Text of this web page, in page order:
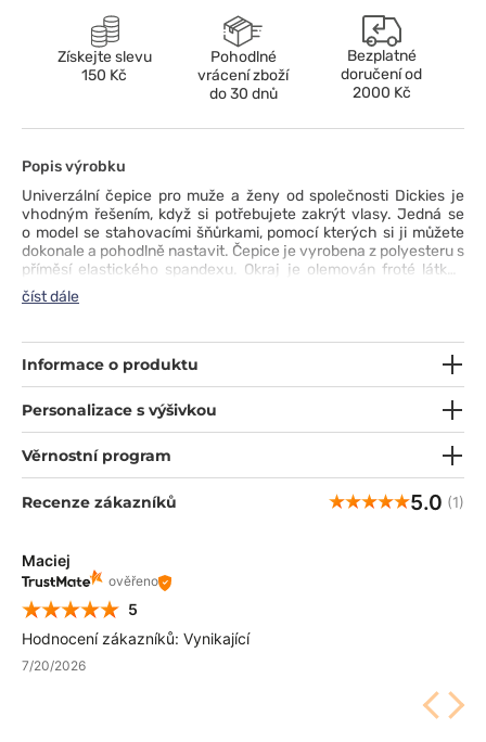
Získejte slevu
150 Kč
Pohodlné
vrácení zboží
do 30 dnů
Bezplatné
doručení od
2000 Kč
Popis výrobku
Univerzální čepice pro muže a ženy od společnosti Dickies je
vhodným řešením, když si potřebujete zakrýt vlasy. Jedná se
o model se stahovacími šňůrkami, pomocí kterých si ji můžete
dokonale a pohodlně nastavit. Čepice je vyrobena z polyesteru s
příměsí elastického spandexu. Okraj je olemován froté látkou
proti pocení pro ještě větší pohodlí. Díky široké škále
dostupných barev si snadno vyberete model, který bude ladit s
číst dále
Informace o produktu
Personalizace s výšivkou
Věrnostní program
Recenze zákazníků 5.0 (1)
Maciej
ověřeno
5
Hodnocení zákazníků: Vynikající
7/20/2026